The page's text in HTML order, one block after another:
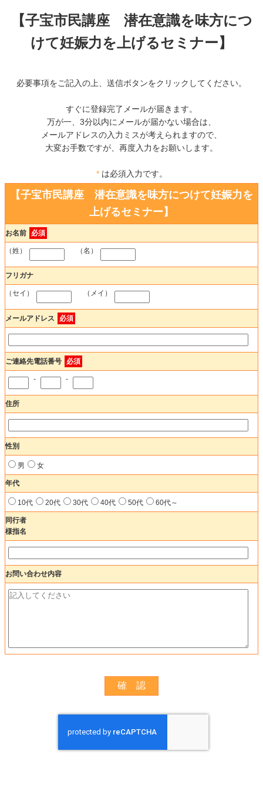
【子宝市民講座 潜在意識を味方につ
けて妊娠力を上げるセミナー】
必要事項をご記入の上、送信ボタンをクリックしてください。
すぐに登録完了メールが届きます。
万が一、3分以内にメールが届かない場合は、
メールアドレスの入力ミスが考えられますので、
大変お手数ですが、再度入力をお願いします。
*は必須入力です。
【子宝市民講座 潜在意識を味方につけて妊娠力を
上げるセミナー】
お名前 必須
（姓） （名）
フリガナ
（セイ） （メイ）
メールアドレス 必須
ご連絡先電話番号 必須
- -
住所
性別
男 女
年代
10代 20代 30代 40代 50代 60代～
同行者
様指名
お問い合わせ内容